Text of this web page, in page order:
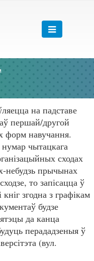
на падставе
першай/другой
форм навучання.
чытацкага
сходах
небудзь прычынах
то запісацца ў
згодна з графікам
будзе
да канца
перададзеныя ў
(вул.